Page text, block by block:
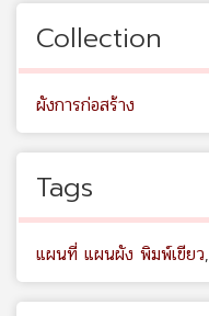
Collection
ผังการก่อสร้าง
Tags
แผนที่ แผนผัง พิมพ์เขียว,